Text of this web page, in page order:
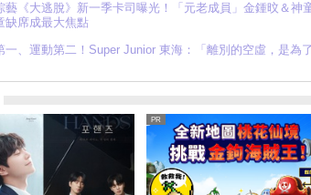
藝《大逃脫》新一季卡司曝光！「元老成員」金鍾旼＆神
缺席成最大焦點
一、運動第二！Super Junior 東海：「離別的空虛，是為